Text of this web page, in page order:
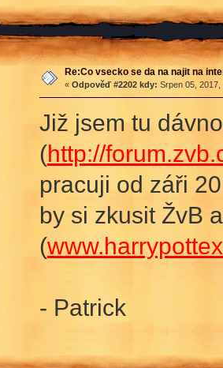
Re:Co vsecko se da na najit na
« Odpověď #2202 kdy: Srpen 05,
Již jsem tu
(http://
pracuji od záři
by si zkusit ŽvB
(
- Patrick